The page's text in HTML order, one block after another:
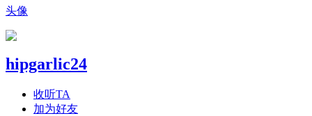
头像
hipgarlic24
收听TA
加为好友